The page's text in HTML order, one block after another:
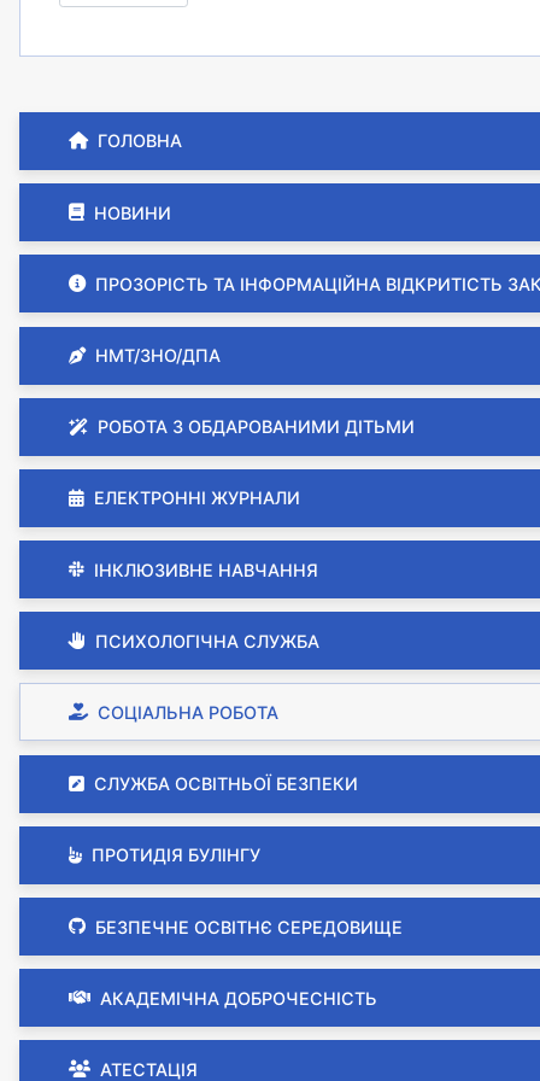
ГОЛОВНА
НОВИНИ
ПРОЗОРІСТЬ ТА ІНФОРМАЦІЙНА ВІДКРИТІСТЬ
НМТ/ЗНО/ДПА
РОБОТА З ОБДАРОВАНИМИ ДІТЬМИ
ЕЛЕКТРОННІ ЖУРНАЛИ
ІНКЛЮЗИВНЕ НАВЧАННЯ
ПСИХОЛОГІЧНА СЛУЖБА
СОЦІАЛЬНА РОБОТА
СЛУЖБА ОСВІТНЬОЇ БЕЗПЕКИ
ПРОТИДІЯ БУЛІНГУ
БЕЗПЕЧНЕ ОСВІТНЄ СЕРЕДОВИЩЕ
АКАДЕМІЧНА ДОБРОЧЕСНІСТЬ
АТЕСТАЦІЯ